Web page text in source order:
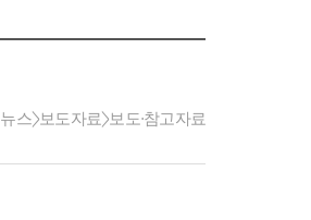
뉴스>보도자료>보도·참고자료